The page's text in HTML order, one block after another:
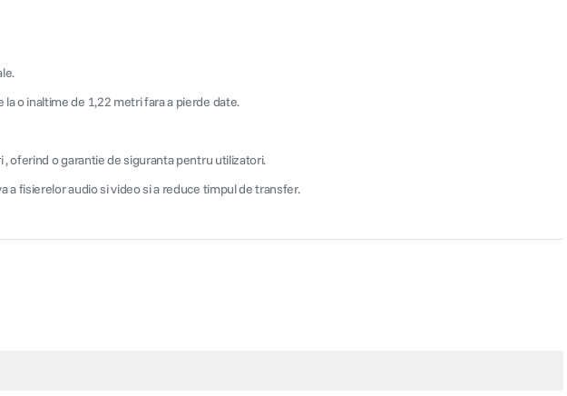
o inaltime de 1,22 metri fara a pierde date.
oferind o garantie de siguranta pentru utilizatori.
a fisierelor audio si video si a reduce timpul de transfer.